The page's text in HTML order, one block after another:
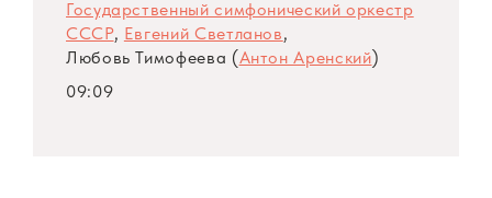
Государственный симфонический оркестр
СССР, Евгений Светланов,
Любовь Тимофеева (Антон Аренский)
09:09